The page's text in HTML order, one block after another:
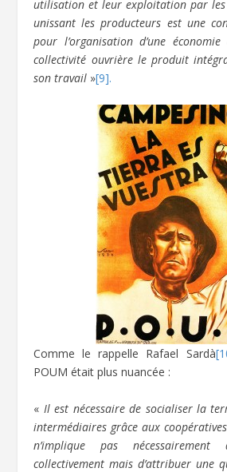
utilisation et leur exploitation par les
unissant les producteurs est une
pour l’organisation d’une
collectivité ouvrière le produit
son travail »[9].
Comme le rappelle Rafael Sardà
POUM était plus nuancée :
« Il est nécessaire de socialiser la
intermédiaires grâce aux coopératives
n’implique pas
collectivement mais d’attribuer une